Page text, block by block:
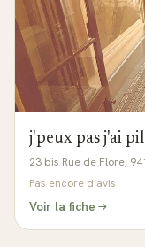
j'peux pas j'ai
23 bis Rue de Flore,
Pas encore d'avis
Voir la fiche